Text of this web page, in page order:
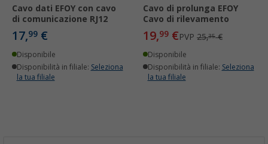
Cavo dati EFOY con cavo
di comunicazione RJ12
17,99 €
Disponibile
Disponibilità in filiale: Seleziona
la tua filiale
Cavo di prolunga EFOY
Cavo di rilevamento
19,99 €PVP 25,35€
Disponibile
Disponibilità in filiale: Seleziona
la tua filiale